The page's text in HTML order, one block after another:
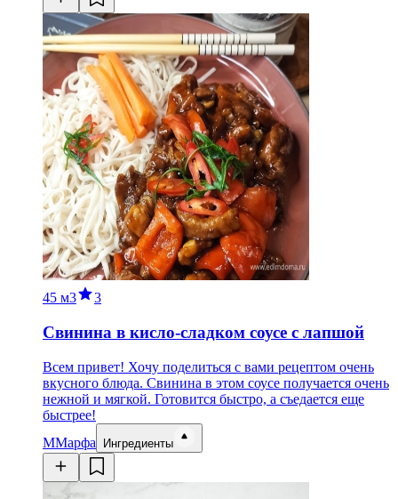
45 м3 3
Свинина в кисло-сладком соусе с лапшой
Всем привет! Хочу поделиться с вами рецептом очень
вкусного блюда. Свинина в этом соусе получается очень
нежной и мягкой. Готовится быстро, а съедается еще
быстрее!
ММарфа Ингредиенты